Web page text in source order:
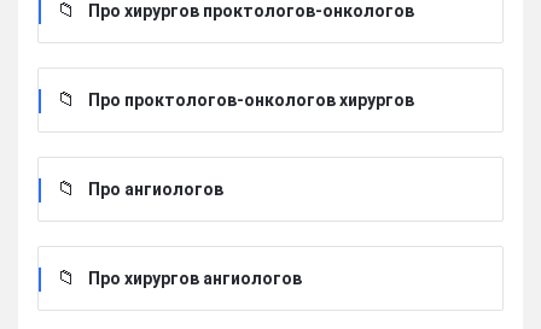
Про хирургов проктологов-онкологов
Про проктологов-онкологов хирургов
Про ангиологов
Про хирургов ангиологов